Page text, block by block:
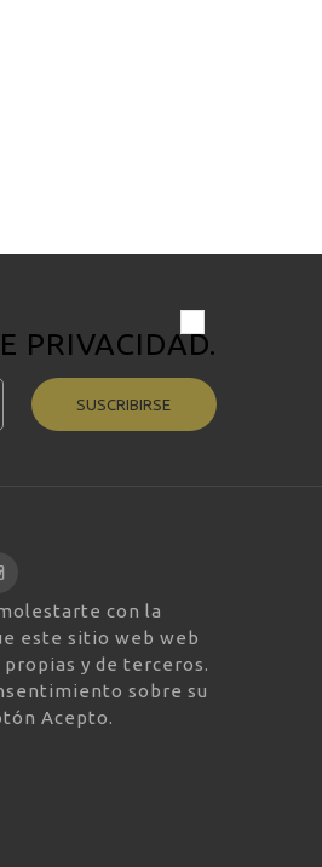
PRIVACIDAD.
SUSCRIBIRSE
con la
este sitio web web
y de terceros.
sobre su
Acepto.